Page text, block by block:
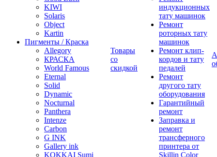
KIWI
Solaris
Object
Kartin
Пигменты / Краска
Allegory
КРАСКА
World Famous
Eternal
Solid
Dynamic
Nocturnal
Panthera
Intenze
Carbon
G INK
Gallery ink
KOKKAI Sumi
Товары
со
скидкой
индукционных
тату машинок
Ремонт
роторных тату
машинок
Ремонт клип-
кордов и тату
педалей
Ремонт
другого тату
оборудования
Гарантийный
ремонт
Заправка и
ремонт
трансферного
принтера от
Skillin Color